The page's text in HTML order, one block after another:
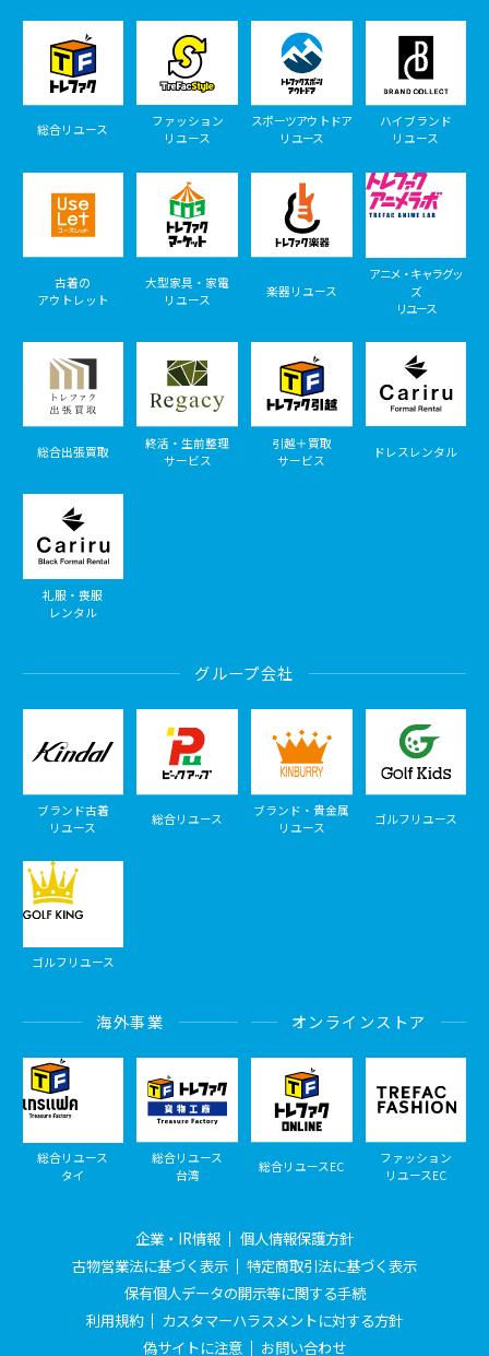
総合リユース
ファッション
リユース
スポーツアウトドア
リユース
ハイブランド
リユース
古着の
アウトレット
大型家具・家電
リユース
楽器リユース
アニメ・キャラグッ
ズ
リユース
総合出張買取
終活・生前整理
サービス
引越＋買取
サービス
ドレスレンタル
礼服・喪服
レンタル
グループ会社
ブランド古着
リユース
総合リユース
ブランド・貴金属
リユース
ゴルフリユース
ゴルフリユース
海外事業
総合リユース
タイ
総合リユース
台湾
オンラインストア
総合リユースEC
ファッション
リユースEC
企業・IR情報
個人情報保護方針
古物営業法に基づく表示
特定商取引法に基づく表示
保有個人データの開示等に関する手続
利用規約
カスタマーハラスメントに対する方針
偽サイトに注意
お問い合わせ